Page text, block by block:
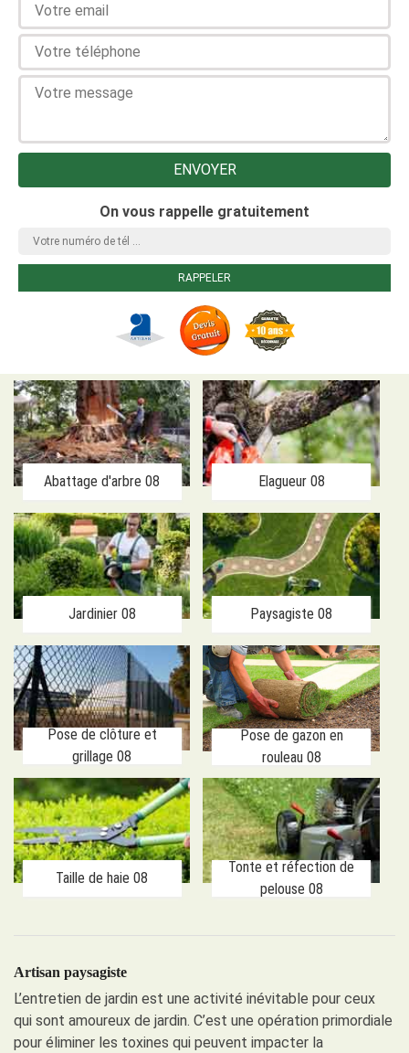
On vous rappelle gratuitement
Abattage d'arbre 08 Elagueur 08
Jardinier 08 Paysagiste 08
Pose de clôture et
grillage 08
Pose de gazon en
rouleau 08
Taille de haie 08
Tonte et réfection de
pelouse 08
Artisan paysagiste
L’entretien de jardin est une activité inévitable pour ceux
qui sont amoureux de jardin. C’est une opération primordiale
pour éliminer les toxines qui peuvent impacter la